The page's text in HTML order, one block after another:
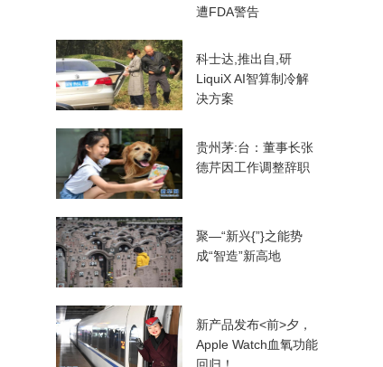
遭FDA警告
科士达,推出自,研
LiquiX AI智算制冷解
决方案
贵州茅:台：董事长张
德芹因工作调整辞职
聚—“新兴{”}之能势
成“智造”新高地
新产品发布<前>夕，
Apple Watch血氧功能